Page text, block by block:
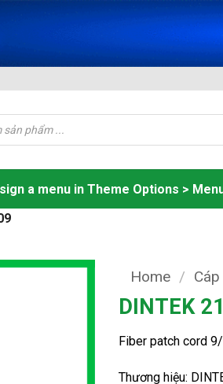
a menu in Theme Options >
Home /
DINTEK
Fiber patch cord
Thương hiệu: